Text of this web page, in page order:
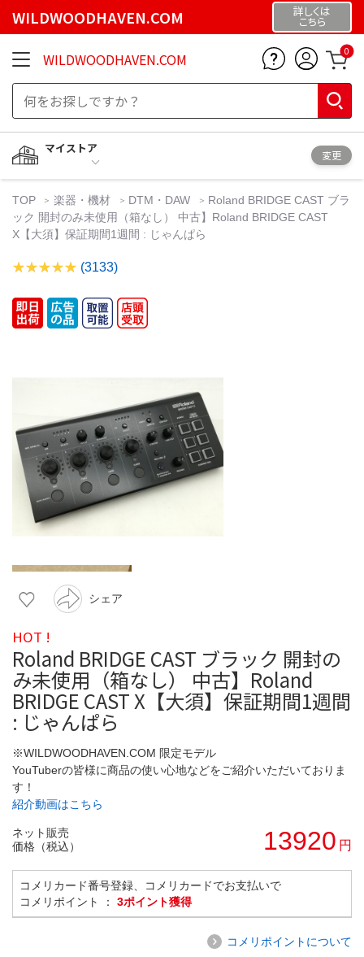
WILDWOODHAVEN.COM 詳しくは
こちら
WILDWOODHAVEN.COM 0
マイストア
変更
TOP 楽器・機材 DTM・DAW
Roland BRIDGE CAST ブラ
ック 開封のみ未使用（箱なし） 中古】Roland BRIDGE CAST
X【大須】保証期間1週間 : じゃんぱら
(3133)
シェア
HOT !
Roland BRIDGE CAST ブラック 開封の
み未使用（箱なし） 中古】Roland
BRIDGE CAST X【大須】保証期間1週間
: じゃんぱら
※WILDWOODHAVEN.COM 限定モデル
YouTuberの皆様に商品の使い心地などをご紹介いただいておりま
す！
紹介動画はこちら
ネット販売
価格（税込）
13920 円
コメリカード番号登録、コメリカードでお支払いで
コメリポイント ： 3ポイント獲得
コメリポイントについて